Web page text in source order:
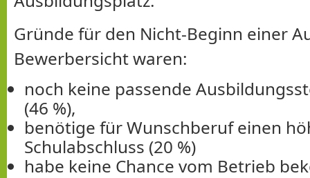
Gründe für den Nicht-Beginn einer
Bewerbersicht waren:
noch keine passende
(46 %),
benötige für Wunschberuf einen
Schulabschluss (20 %)
habe keine Chance vom Betrieb